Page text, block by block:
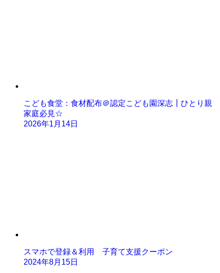
こども食堂：食材配布＠認定こども園深志┃ひとり親
家庭必見☆
2026年1月14日
スマホで登録＆利用 子育て支援クーポン
2024年8月15日